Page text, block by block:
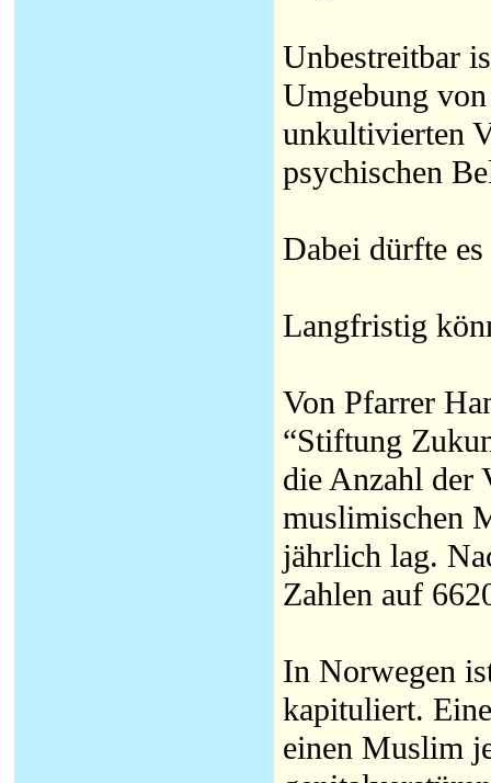
Unbestreitbar
Umgebung
unkultivierten
psychischen
Dabei dürfte
Langfristig
Von Pfarrer
“Stiftung
die Anzahl der
muslimischen
jährlich lag.
Zahlen auf
In Norwegen
kapituliert.
einen Muslim